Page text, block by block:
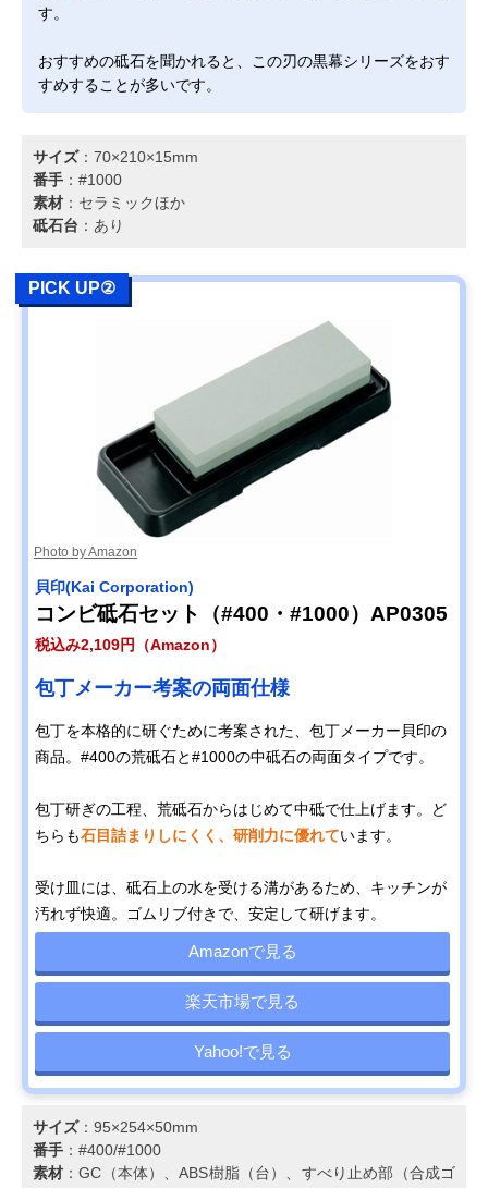
す。
おすすめの砥石を聞かれると、この刃の黒幕シリーズをおす
すめすることが多いです。
サイズ：70×210×15mm
番手 ：#1000
素材 ：セラミックほか
砥石台 ：あり
PICK UP②
Photo by Amazon
貝印(Kai Corporation)
コンビ砥石セット（#400・#1000）AP0305
税込み2,109円（Amazon）
包丁メーカー考案の両面仕様
包丁を本格的に研ぐために考案された、包丁メーカー貝印の
商品。#400の荒砥石と#1000の中砥石の両面タイプです。
包丁研ぎの工程、荒砥石からはじめて中砥で仕上げます。ど
ちらも石目詰まりしにくく、研削力に優れています。
受け皿には、砥石上の水を受ける溝があるため、キッチンが
汚れず快適。ゴムリブ付きで、安定して研げます。
Amazonで見る
楽天市場で見る
Yahoo!で見る
サイズ：95×254×50mm
番手 ：#400/#1000
素材 ：GC（本体）、ABS樹脂（台）、すべり止め部（合成ゴ